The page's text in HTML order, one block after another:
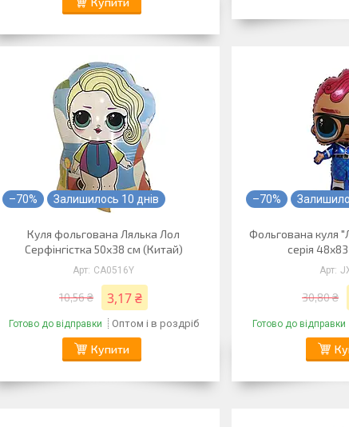
–70% Залишилось 10 днів
Куля фольгована Лялька Лол
Серфінгістка 50х38 см (Китай)
CA0516Y
10,56 ₴ 3,17 ₴
Готово до відправки Оптом і в роздріб
Купити
–70%
Фольгована куля
серія
30,80 ₴
Готово до відправки